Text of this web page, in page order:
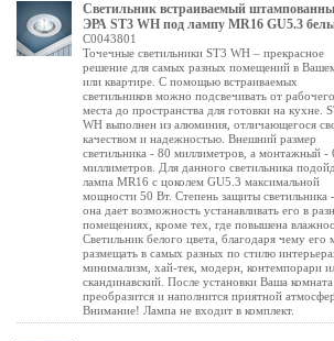
Светильник встраиваемый
ЭРА ST3 WH под лампу MR16 GU5.3
C0043801
Точечные светильники ST3 WH – прекрасное
решение для самых разных помещений в
или квартире. С помощью встраиваемых
светильников можно подсвечивать от рабочего
места до пространства для готовки на кухне.
WH выполнен из алюминия, отличающегося
качеством и надежностью. Внешний размер
светильника - 80 миллиметров, а монтажный -
миллиметров. Для данного светильника
лампа MR16 с цоколем GU5.3 максимальной
мощности 50 Вт. Степень защиты светильника
она дает возможность устанавливать его в
помещениях, кроме тех, где повышена
Светильник белого цвета, благодаря чему его
размещать в самых разных по стилю
минимализм, хай-тек, модерн, контемпорари
скандинавский. После установки Ваша комната
преобразится и наполнится приятной
Внимание! Лампа не входит в комплект.